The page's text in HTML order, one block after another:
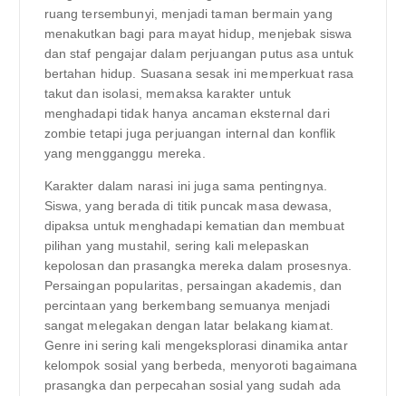
ruang tersembunyi, menjadi taman bermain yang
menakutkan bagi para mayat hidup, menjebak siswa
dan staf pengajar dalam perjuangan putus asa untuk
bertahan hidup. Suasana sesak ini memperkuat rasa
takut dan isolasi, memaksa karakter untuk
menghadapi tidak hanya ancaman eksternal dari
zombie tetapi juga perjuangan internal dan konflik
yang mengganggu mereka.
Karakter dalam narasi ini juga sama pentingnya.
Siswa, yang berada di titik puncak masa dewasa,
dipaksa untuk menghadapi kematian dan membuat
pilihan yang mustahil, sering kali melepaskan
kepolosan dan prasangka mereka dalam prosesnya.
Persaingan popularitas, persaingan akademis, dan
percintaan yang berkembang semuanya menjadi
sangat melegakan dengan latar belakang kiamat.
Genre ini sering kali mengeksplorasi dinamika antar
kelompok sosial yang berbeda, menyoroti bagaimana
prasangka dan perpecahan sosial yang sudah ada